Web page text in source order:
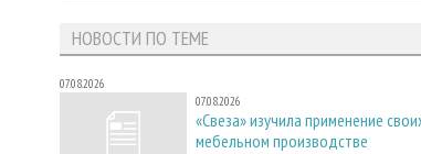
НОВОСТИ ПО ТЕМЕ
07.08.2026
07.08.2026
«Свеза» изучила применение
мебельном производстве